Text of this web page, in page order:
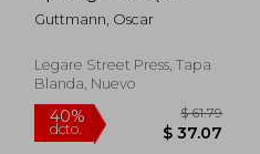
Alemán)
Guttmann, Oscar
Legare Street Press, Tapa
Blanda, Nuevo